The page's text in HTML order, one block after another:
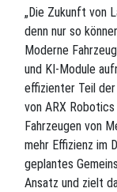
„Die Zukunft von
denn nur so
Moderne
und KI-Module
effizienter Teil
von ARX
Fahrzeugen von
mehr Effizienz im
geplantes
Ansatz und zielt